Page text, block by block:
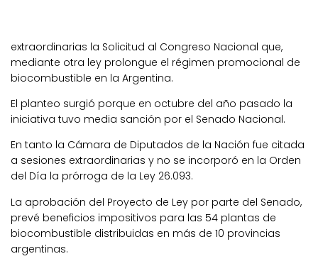
extraordinarias la Solicitud al Congreso Nacional que,
mediante otra ley prolongue el régimen promocional de
biocombustible en la Argentina.
El planteo surgió porque en octubre del año pasado la
iniciativa tuvo media sanción por el Senado Nacional.
En tanto la Cámara de Diputados de la Nación fue citada
a sesiones extraordinarias y no se incorporó en la Orden
del Día la prórroga de la Ley 26.093.
La aprobación del Proyecto de Ley por parte del Senado,
prevé beneficios impositivos para las 54 plantas de
biocombustible distribuidas en más de 10 provincias
argentinas.